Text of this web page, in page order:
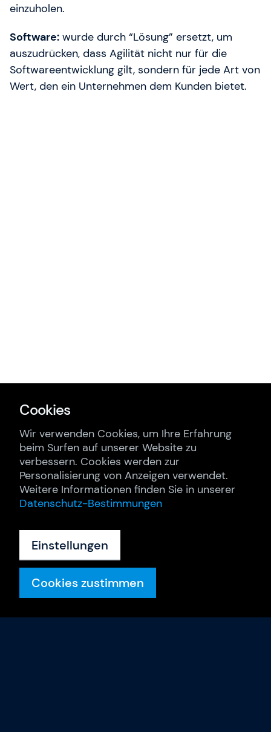
einzuholen.
Software: wurde durch “Lösung” ersetzt, um
auszudrücken, dass Agilität nicht nur für die
Softwareentwicklung gilt, sondern für jede Art von
Wert, den ein Unternehmen dem Kunden bietet.
Cookies
Wir verwenden Cookies, um Ihre Erfahrung
beim Surfen auf unserer Website zu
verbessern. Cookies werden zur
Personalisierung von Anzeigen verwendet.
Weitere Informationen finden Sie in unserer
Datenschutz-Bestimmungen
Einstellungen
Cookies zustimmen